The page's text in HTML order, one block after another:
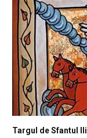
Targul de Sfantul